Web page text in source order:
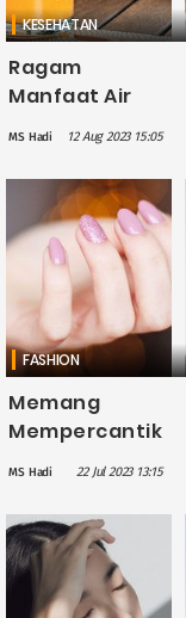
KESEHATAN
Ragam
Manfaat Air
Jeruk untuk
Kesehatan
Kulit, Bantu
Tingkatkan
Produksi
Kolagen
MS Hadi 12 Aug 2023 15:05
FASHION
Memang
Mempercantik
Tampilan, tapi
Hati-hati
Ternyata
Pemakaian
Kuteks Bisa
Merusak Kuku
MS Hadi 22 Jul 2023 13:15